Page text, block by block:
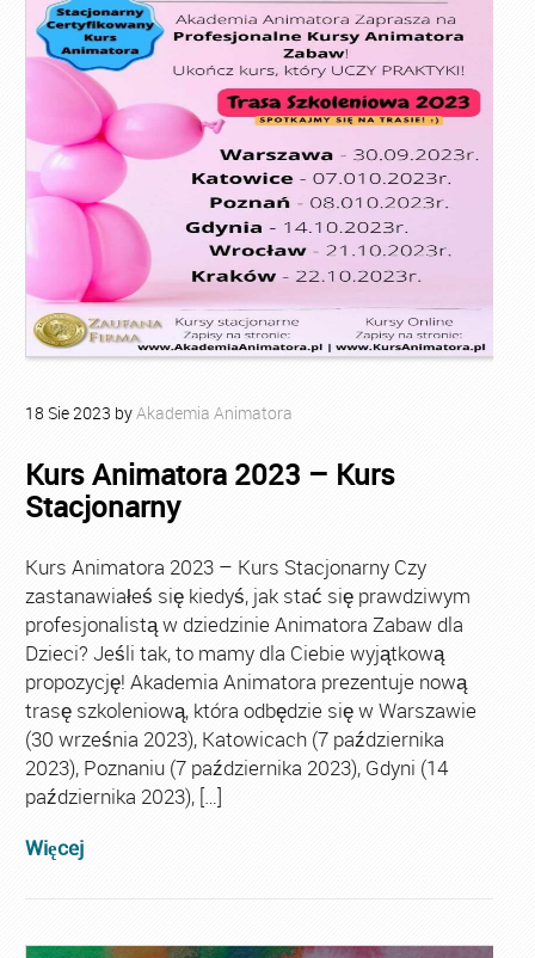
18 Sie2023 byAkademia Animatora
Kurs Animatora 2023 – Kurs
Stacjonarny
Kurs Animatora 2023 – Kurs Stacjonarny Czy
zastanawiałeś się kiedyś, jak stać się prawdziwym
profesjonalistą w dziedzinie Animatora Zabaw dla
Dzieci? Jeśli tak, to mamy dla Ciebie wyjątkową
propozycję! Akademia Animatora prezentuje nową
trasę szkoleniową, która odbędzie się w Warszawie
(30 września 2023), Katowicach (7 października
2023), Poznaniu (7 października 2023), Gdyni (14
października 2023), […]
Więcej